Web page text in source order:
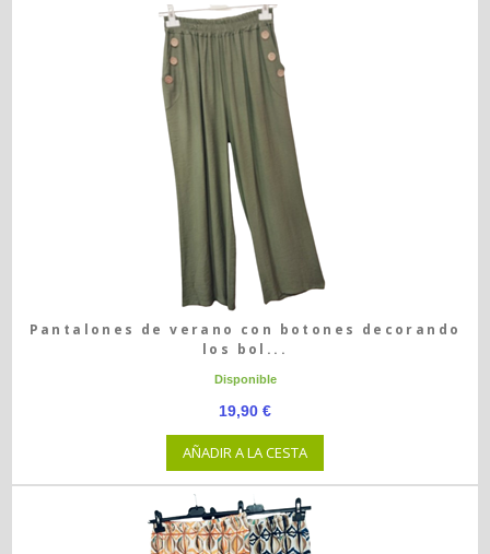
Pantalones de verano con botones decorando
los bol...
Disponible
19,90 €
AÑADIR A LA CESTA